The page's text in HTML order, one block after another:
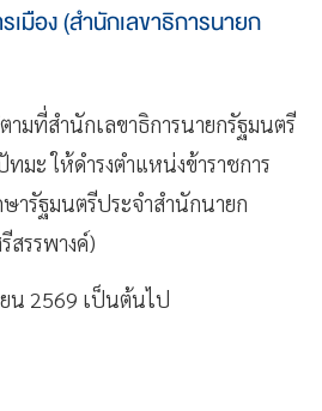
เมือง (สำนักเลขาธิการนายก
มที่สำนักเลขาธิการนายกรัฐมนตรี
มะ ให้ดำรงตำแหน่งข้าราชการ
ารัฐมนตรีประจำสำนักนายก
สรรพางค์)
น 2569 เป็นต้นไป